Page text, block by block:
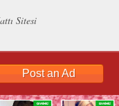
Sitesi
Post an Ad